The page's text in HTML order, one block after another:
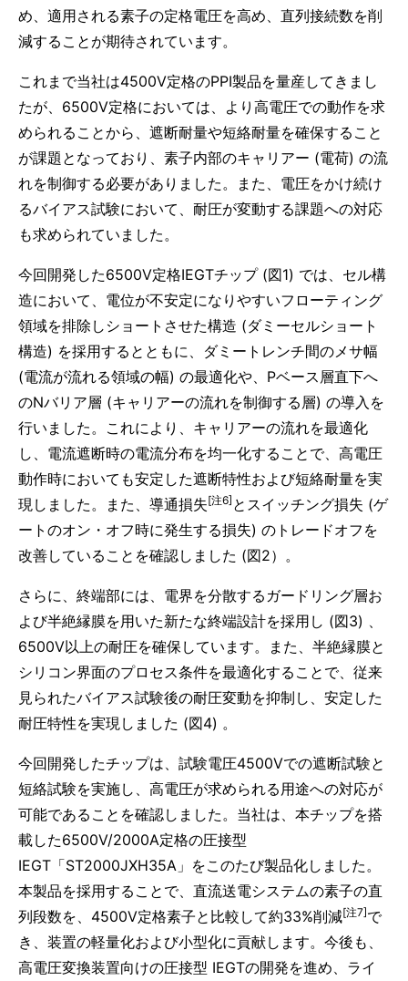
め、適用される素子の定格電圧を高め、直列接続数を削
減することが期待されています。
これまで当社は4500V定格のPPI製品を量産してきまし
たが、6500V定格においては、より高電圧での動作を求
められることから、遮断耐量や短絡耐量を確保すること
が課題となっており、素子内部のキャリアー (電荷) の流
れを制御する必要がありました。また、電圧をかけ続け
るバイアス試験において、耐圧が変動する課題への対応
も求められていました。
今回開発した6500V定格IEGTチップ (図1) では、セル構
造において、電位が不安定になりやすいフローティング
領域を排除しショートさせた構造 (ダミーセルショート
構造) を採用するとともに、ダミートレンチ間のメサ幅
(電流が流れる領域の幅) の最適化や、Pベース層直下へ
のNバリア層 (キャリアーの流れを制御する層) の導入を
行いました。これにより、キャリアーの流れを最適化
し、電流遮断時の電流分布を均一化することで、高電圧
動作時においても安定した遮断特性および短絡耐量を実
現しました。また、導通損失[注6] とスイッチング損失 (ゲ
ートのオン・オフ時に発生する損失) のトレードオフを
改善していることを確認しました (図2）。
さらに、終端部には、電界を分散するガードリング層お
よび半絶縁膜を用いた新たな終端設計を採用し (図3) 、
6500V以上の耐圧を確保しています。また、半絶縁膜と
シリコン界面のプロセス条件を最適化することで、従来
見られたバイアス試験後の耐圧変動を抑制し、安定した
耐圧特性を実現しました (図4) 。
今回開発したチップは、試験電圧4500Vでの遮断試験と
短絡試験を実施し、高電圧が求められる用途への対応が
可能であることを確認しました。当社は、本チップを搭
載した6500V/2000A定格の圧接型
IEGT「ST2000JXH35A」をこのたび製品化しました。
本製品を採用することで、直流送電システムの素子の直
列段数を、4500V定格素子と比較して約33%削減[注7]で
き、装置の軽量化および小型化に貢献します。今後も、
高電圧変換装置向けの圧接型 IEGTの開発を進め、ライ